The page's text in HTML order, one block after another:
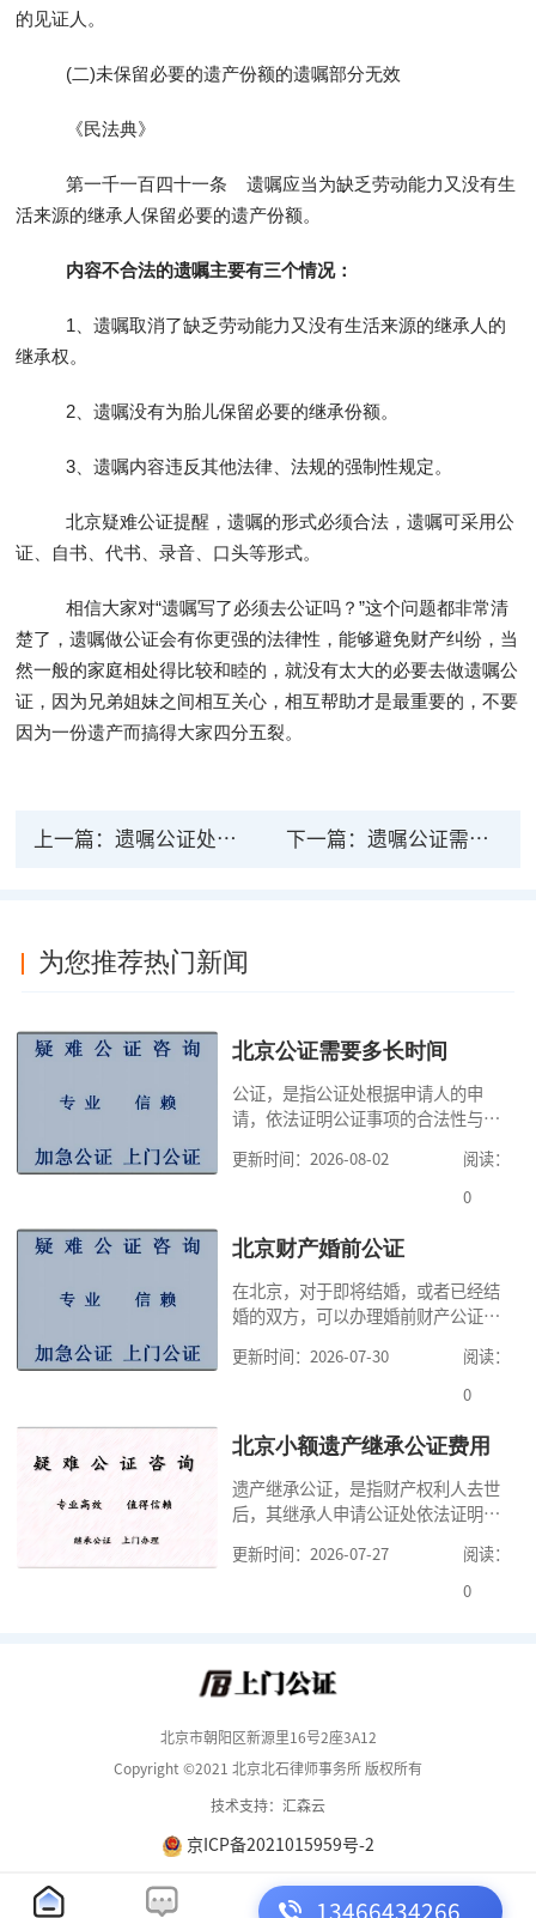
的见证人。
(二)未保留必要的遗产份额的遗嘱部分无效
《民法典》
第一千一百四十一条 遗嘱应当为缺乏劳动能力又没有生
活来源的继承人保留必要的遗产份额。
内容不合法的遗嘱主要有三个情况：
1、遗嘱取消了缺乏劳动能力又没有生活来源的继承人的
继承权。
2、遗嘱没有为胎儿保留必要的继承份额。
3、遗嘱内容违反其他法律、法规的强制性规定。
北京疑难公证提醒，遗嘱的形式必须合法，遗嘱可采用公
证、自书、代书、录音、口头等形式。
相信大家对“遗嘱写了必须去公证吗？”这个问题都非常清
楚了，遗嘱做公证会有你更强的法律性，能够避免财产纠纷，当
然一般的家庭相处得比较和睦的，就没有太大的必要去做遗嘱公
证，因为兄弟姐妹之间相互关心，相互帮助才是最重要的，不要
因为一份遗产而搞得大家四分五裂。
上一篇：遗嘱公证处公证流程是怎么样的？遗嘱公证需要多少费用？ 下一篇： 遗嘱公证需要谁到场？遗嘱公证的程序有哪些
为您推荐热门新闻
北京公证需要多长时间
公证，是指公证处根据申请人的申
请，依法证明公证事项的合法性与真
高公证事项的效力，固定证据，但是
很多人不知道在北京办理公证需要多
家，办理公证的时候除了需要按照公
道北京公证需要什么材料,北京公证需
要多少钱？北京公
更新时间：2026-08-02
阅读：
0
北京财产婚前公证
在北京，对于即将结婚，或者已经结
婚的双方，可以办理婚前财产公证，
式，可以避免个人财产引发的纠纷，
但是，在北京办理婚前财产公证，除
料外，公证咨询告诉大家，我们有必
京婚前财产公证机构？了解这些不仅
有利于我们根
更新时间：2026-07-30
阅读：
0
北京小额遗产继承公证费用
遗产继承公证，是指财产权利人去世
后，其继承人申请公证处依法证明继
的证明活动。通过公证，继承人可以
拿着享有继承权的公证书办理遗产过
费。我们在办理继承公证的时候，需
更新时间：2026-07-27
阅读：
0
13466434266
北京市朝阳区新源里16号2座3A12
Copyright ©2021 北京北石律师事务所 版权所有
技术支持：汇森云
京ICP备2021015959号-2